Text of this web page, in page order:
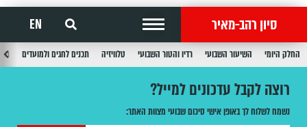
סיון רהב-מאיר EN
החלק היומי השיעור השבועי רדיו והטור השבועי טלוויזיה תכנים לחגים ולמועדים
רוצה לקבל עדכונים למייל?
נשמח לשלוח לך באופן אישי סיכום שבועי מצוות האתר: